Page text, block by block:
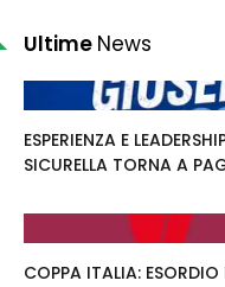
Ultime News
ESPERIENZA E
SICURELLA TORNA A
COPPA ITALIA: